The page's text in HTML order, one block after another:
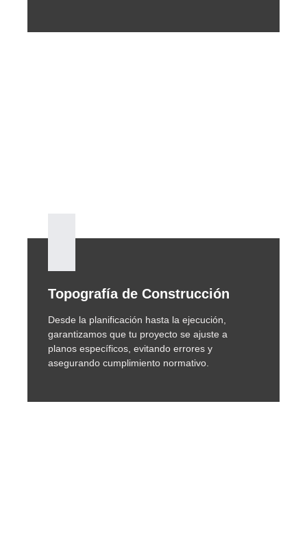
Topografía de Construcción
Desde la planificación hasta la ejecución,
garantizamos que tu proyecto se ajuste a
planos específicos, evitando errores y
asegurando cumplimiento normativo.